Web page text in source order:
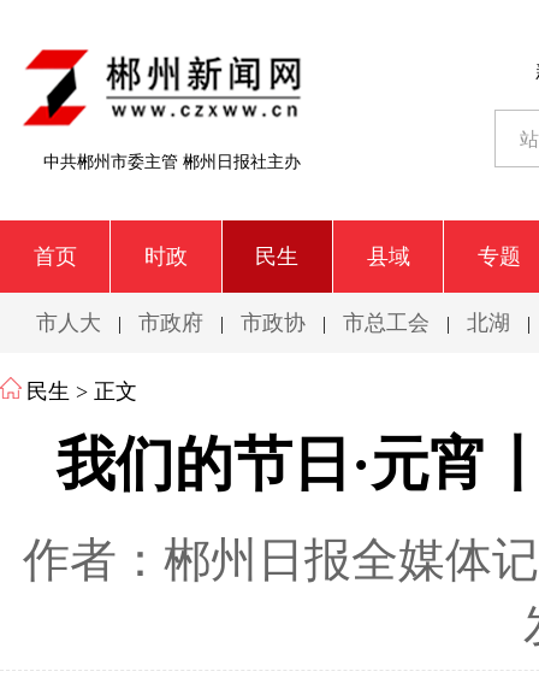
中共郴州市委主管 郴州日报社主办
首页 时政 民生 县域 专题
市人大 | 市政府 | 市政协 | 市总工会 | 北湖 |
民生 > 正文
我们的节日·元宵
作者：郴州日报全媒体